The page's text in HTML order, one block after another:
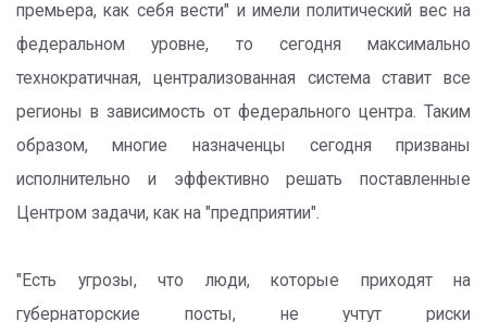
премьера, как себя вести" и имели политический вес на
федеральном уровне, то сегодня максимально
технократичная, централизованная система ставит все
регионы в зависимость от федерального центра. Таким
образом, многие назначенцы сегодня призваны
исполнительно и эффективно решать поставленные
Центром задачи, как на "предприятии".
"Есть угрозы, что люди, которые приходят на
губернаторские посты, не учтут риски